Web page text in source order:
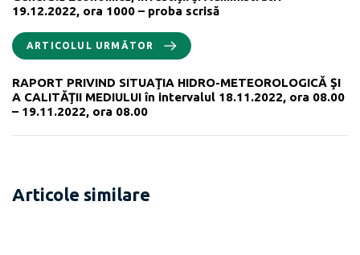
19.12.2022, ora 1000 – proba scrisă
ARTICOLUL URMĂTOR
RAPORT PRIVIND SITUAŢIA HIDRO-METEOROLOGICĂ ŞI
A CALITĂŢII MEDIULUI în intervalul 18.11.2022, ora 08.00
– 19.11.2022, ora 08.00
Articole similare